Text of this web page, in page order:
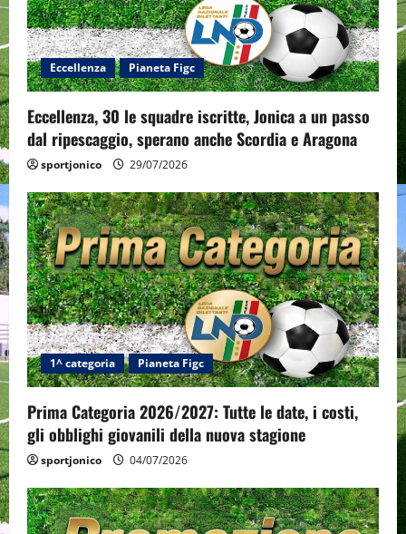
t
i
o
n
Eccellenza Pianeta Figc
Eccellenza, 30 le squadre iscritte, Jonica a un passo
dal ripescaggio, sperano anche Scordia e Aragona
sportjonico 29/07/2026
1^ categoria Pianeta Figc
Prima Categoria 2026/2027: Tutte le date, i costi,
gli obblighi giovanili della nuova stagione
sportjonico 04/07/2026